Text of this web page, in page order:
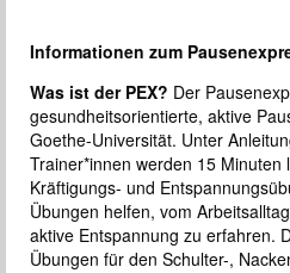
Informationen zum
Was ist der PEX? Der
gesundheitsorientierte, aktive
Goethe-Universität. Unter
Trainer*innen werden 15 Minuten
Kräftigungs- und
Übungen helfen, vom
aktive Entspannung zu erfahren.
Übungen für den Schulter-,